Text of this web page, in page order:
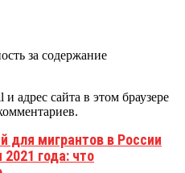
за содержание
адрес сайта в этом браузере
для мигрантов в России
2021 года: что